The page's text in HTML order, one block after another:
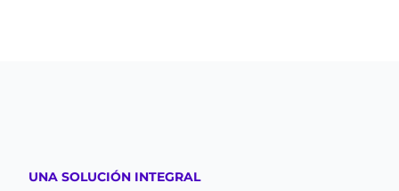
UNA SOLUCIÓN INTEGRAL